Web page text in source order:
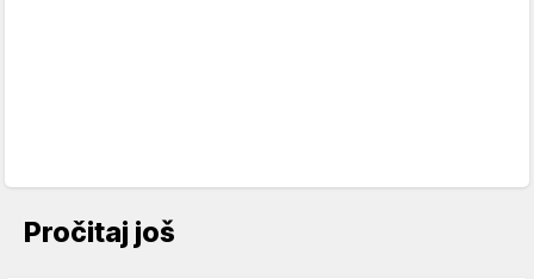
Pročitaj još